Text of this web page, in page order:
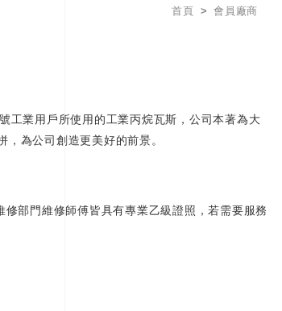
首頁 會員廠商
工業用戶所使用的工業丙烷瓦斯，公司本著為大
為公司創造更美好的前景。
部門維修師傅皆具有專業乙級證照，若需要服務